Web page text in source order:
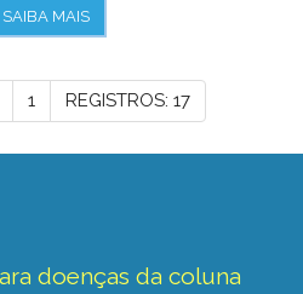
SAIBA MAIS
1 REGISTROS: 17
doenças da coluna